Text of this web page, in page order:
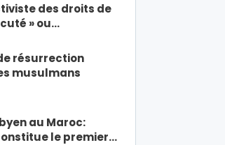
des droits de
» ou…
résurrection
musulmans
au Maroc:
le premier…